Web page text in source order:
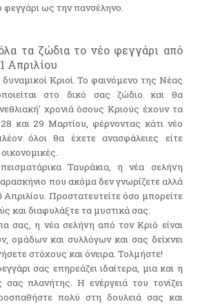
ως την πανσέληνο.
τα ζώδια το νέο φεγγάρι από
Απριλίου
Κριοί. Το φαινόμενο της Νέας
στο δικό σας ζώδιο και θα
χρονιά όσους Κριούς έχουν τα
και 29 Μαρτίου, φέρνοντας κάτι νέο
όλοι θα έχετε ανασφάλειες είτε
Ταυράκια, η νέα σελήνη
που ακόμα δεν γνωρίζετε αλλά
Προστατευτείτε όσο μπορείτε
και διαφυλάξτε τα μυστικά σας.
σας, η νέα σελήνη από τον Κριό είναι
ομάδων και συλλόγων και σας δείχνει
στόχους και όνειρα. Τολμήστε!
σας επηρεάζει ιδαίτερα, μια και η
σας πλανήτης. Η ενέργειά του τονίζει
πολύ στη δουλειά σας και